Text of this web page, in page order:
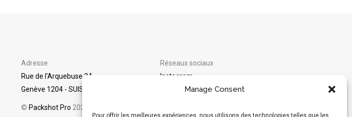
Manage Consent
Pour offrir les meilleures expériences, nous utilisons des technologies telles que les
Adresse
Rue de l'Arquebuse 24
Genève 1204 - SUISSE
© Packshot Pro 2025
Réseaux sociaux
Instagram
Moyens de paiement acceptés :